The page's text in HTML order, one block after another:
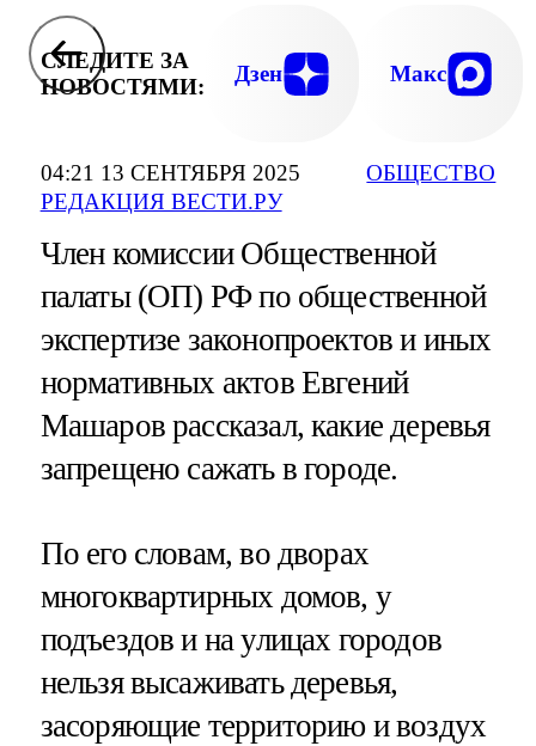
04:21 13 СЕНТЯБРЯ 2025
РЕДАКЦИЯ ВЕСТИ.РУ
ОБЩЕСТВО
СЛЕДИТЕ ЗА
НОВОСТЯМИ:
Дзен Макс
Член комиссии Общественной
палаты (ОП) РФ по общественной
экспертизе законопроектов и иных
нормативных актов Евгений
Машаров рассказал, какие деревья
запрещено сажать в городе.
По его словам, во дворах
многоквартирных домов, у
подъездов и на улицах городов
нельзя высаживать деревья,
засоряющие территорию и воздух